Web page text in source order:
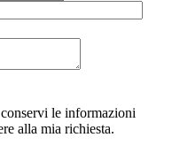
le informazioni
alla mia richiesta.